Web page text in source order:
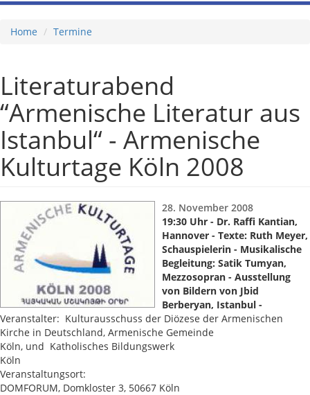
Home Termine
Literaturabend
“Armenische Literatur aus
Istanbul“ - Armenische
Kulturtage Köln 2008
28. November 2008
19:30 Uhr - Dr. Raffi Kantian,
Hannover - Texte: Ruth Meyer,
Schauspielerin - Musikalische
Begleitung: Satik Tumyan,
Mezzosopran - Ausstellung
von Bildern von Jbid
Berberyan, Istanbul -
Veranstalter: Kulturausschuss der Diözese der Armenischen
Kirche in Deutschland, Armenische Gemeinde
Köln, und Katholisches Bildungswerk
Köln
Veranstaltungsort:
DOMFORUM, Domkloster 3, 50667 Köln